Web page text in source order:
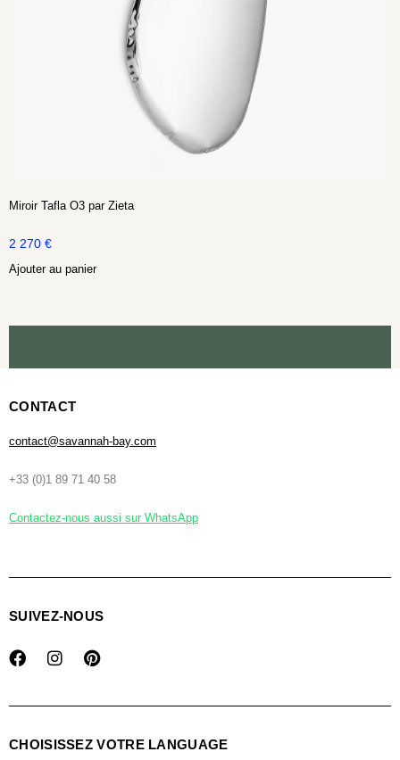
Miroir Tafla O3 par Zieta
2 270 €
Ajouter au panier
CONTACT
contact@savannah-bay.com
+33 (0)1 89 71 40 58
Contactez-nous aussi sur WhatsApp
SUIVEZ-NOUS
CHOISISSEZ VOTRE LANGUAGE